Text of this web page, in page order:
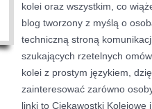
kolei oraz wszystkim, co
blog tworzony z myślą o
techniczną stroną
szukających rzetelnych
kolei z prostym językiem,
zainteresować zarówno
linki to Ciekawostki Kolejowe